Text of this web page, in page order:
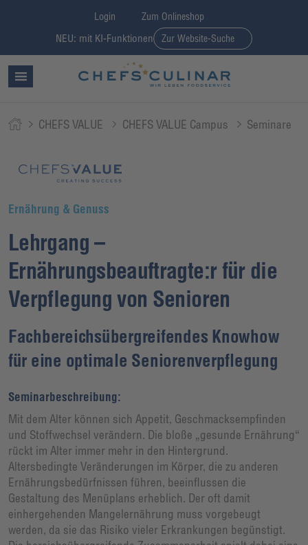
Login Zum Onlineshop
NEU: mit KI-Funktionen Zur Website-Suche
CHEFS VALUE CHEFS VALUE Campus Seminare
Ernährung & Genuss
Lehrgang –
Ernährungsbeauftragte:r für die
Verpflegung von Senioren
Fachbereichsübergreifendes Knowhow
für eine optimale Seniorenverpflegung
Seminarbeschreibung:
Mit dem Alter können sich Appetit, Geschmacksempfinden
und Stoffwechsel verändern. Die bloße „gesunde Ernährung“
rückt im Alter immer mehr in den Hintergrund.
Altersbedingte Veränderungen im Körper, die zu anderen
Ernährungsbedürfnissen führen, beeinflussen die
Gestaltung des Menüplans erheblich. Der oft damit
einhergehenden Mangelernährung muss vorgebeugt
werden, da sie das Risiko vieler Erkrankungen begünstigt.